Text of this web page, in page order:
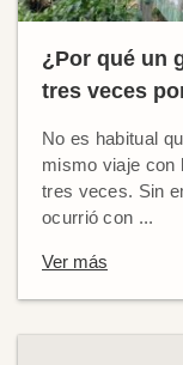
¿Por qué un
tres veces
No es habitual
mismo viaje con
tres veces. Sin
ocurrió con ...
Ver más